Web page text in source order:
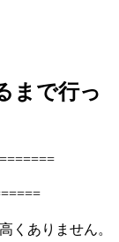
まで行っ
くありません。